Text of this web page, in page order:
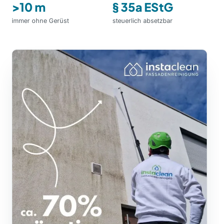
>10 m
immer ohne Gerüst
§ 35a EStG
steuerlich absetzbar